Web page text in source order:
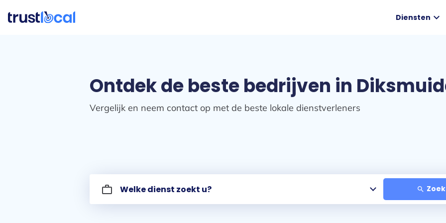
Diensten expand_more
Ontdek de beste bedrijven in
Vergelijk en neem contact op met de beste lokale dienstverleners
work_outline search